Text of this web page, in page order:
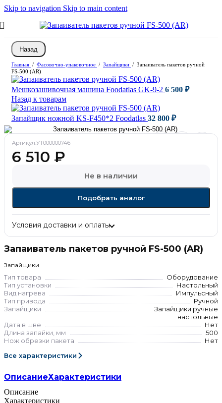
Skip to navigation Skip to main content
Назад
Главная / Фасовочно-упаковочное / Запайщики / Запаиватель пакетов ручной
FS-500 (AR)
Мешкозашивочная машина Foodatlas GK-9-2 6 500 ₽
Назад к товарам
Запайщик ножной KS-F450*2 Foodatlas 32 800 ₽
Запаиватель пакетов ручной FS-500 (AR)
Запайщики
Тип товара
Оборудование
Тип установки
Настольный
Вид нагрева
Импульсный
Тип привода
Ручной
Запайщики
Запайщики ручные
настольные
Дата в шве
Нет
Длина запайки, мм
500
Нож обрезки пакета
Нет
Все характеристики
Артикул:УТ000000746
6 510 ₽
Не в наличии
Подобрать аналог
Условия доставки и оплаты
ОписаниеХарактеристики
Описание
Характеристики